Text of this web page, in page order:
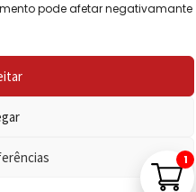
pode afetar negativamante
Emergência. Todos os
1